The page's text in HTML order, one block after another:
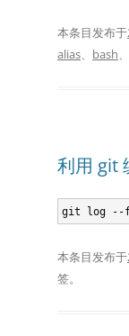
本条目发布于
alias、 bash、
利用 git
本条目发布于
签。